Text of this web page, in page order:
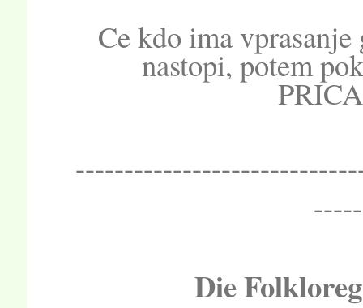
Ce kdo ima
nastopi, potem
Die